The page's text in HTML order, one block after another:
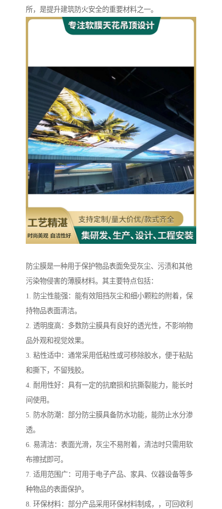
所，是提升建筑防火安全的重要材料之一。
防尘膜是一种用于保护物品表面免受灰尘、污渍和其他
污染物侵害的薄膜材料。其主要特点包括：
1. 防尘性能强：能有效阻挡灰尘和细小颗粒的附着，保
持物品表面清洁。
2. 透明度高：多数防尘膜具有良好的透光性，不影响物
品外观和视觉效果。
3. 粘性适中：通常采用低粘性或可移除胶水，便于粘贴
和撕下，不留残胶。
4. 耐用性好：具有一定的抗磨损和抗撕裂能力，能长时
间使用。
5. 防水防潮：部分防尘膜具备防水功能，能防止水分渗
透。
6. 易清洁：表面光滑，灰尘不易附着，清洁时只需用软
布擦拭即可。
7. 适用范围广：可用于电子产品、家具、仪器设备等多
种物品的表面保护。
8. 环保材料：部分产品采用环保材料制成，，可回收利